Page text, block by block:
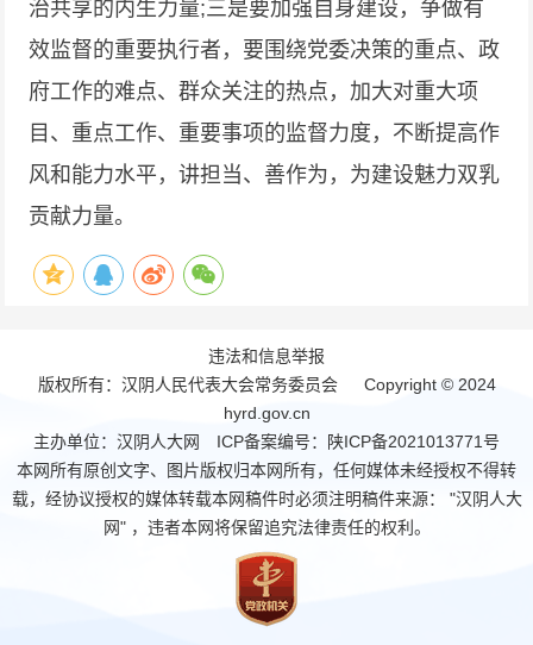
治共享的内生力量;三是要加强自身建设，争做有
效监督的重要执行者，要围绕党委决策的重点、政
府工作的难点、群众关注的热点，加大对重大项
目、重点工作、重要事项的监督力度，不断提高作
风和能力水平，讲担当、善作为，为建设魅力双乳
贡献力量。
违法和信息举报
版权所有：汉阴人民代表大会常务委员会 Copyright © 2024
hyrd.gov.cn
主办单位：汉阴人大网 ICP备案编号：
陕ICP备2021013771号
本网所有原创文字、图片版权归本网所有，任何媒体未经授权不得转
载，经协议授权的媒体转载本网稿件时必须注明稿件来源： "汉阴人大
网" ，违者本网将保留追究法律责任的权利。